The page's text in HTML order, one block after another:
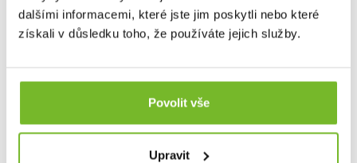
dalšími informacemi, které jste jim poskytli nebo které
získali v důsledku toho, že používáte jejich služby.
Povolit vše
Upravit
SAVETHEDAY.CZ je hrdý exkluzivní distributor značky
Grundéns pro Českou republiku a Slovensko.